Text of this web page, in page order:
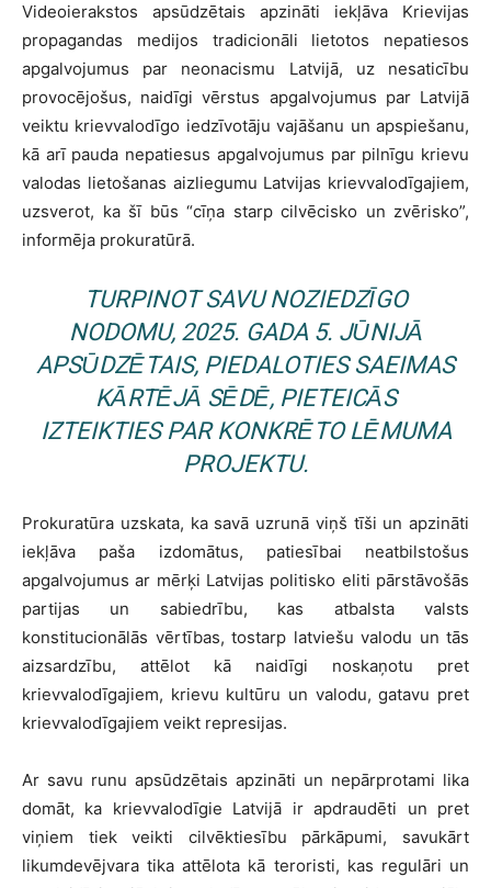
Videoierakstos apsūdzētais apzināti iekļāva Krievijas
propagandas medijos tradicionāli lietotos nepatiesos
apgalvojumus par neonacismu Latvijā, uz nesaticību
provocējošus, naidīgi vērstus apgalvojumus par Latvijā
veiktu krievvalodīgo iedzīvotāju vajāšanu un apspiešanu,
kā arī pauda nepatiesus apgalvojumus par pilnīgu krievu
valodas lietošanas aizliegumu Latvijas krievvalodīgajiem,
uzsverot, ka šī būs “cīņa starp cilvēcisko un zvērisko”,
informēja prokuratūrā.
TURPINOT SAVU NOZIEDZĪGO
NODOMU, 2025. GADA 5. JŪNIJĀ
APSŪDZĒTAIS, PIEDALOTIES SAEIMAS
KĀRTĒJĀ SĒDĒ, PIETEICĀS
IZTEIKTIES PAR KONKRĒTO LĒMUMA
PROJEKTU.
Prokuratūra uzskata, ka savā uzrunā viņš tīši un apzināti
iekļāva paša izdomātus, patiesībai neatbilstošus
apgalvojumus ar mērķi Latvijas politisko eliti pārstāvošās
partijas un sabiedrību, kas atbalsta valsts
konstitucionālās vērtības, tostarp latviešu valodu un tās
aizsardzību, attēlot kā naidīgi noskaņotu pret
krievvalodīgajiem, krievu kultūru un valodu, gatavu pret
krievvalodīgajiem veikt represijas.
Ar savu runu apsūdzētais apzināti un nepārprotami lika
domāt, ka krievvalodīgie Latvijā ir apdraudēti un pret
viņiem tiek veikti cilvēktiesību pārkāpumi, savukārt
likumdevējvara tika attēlota kā teroristi, kas regulāri un